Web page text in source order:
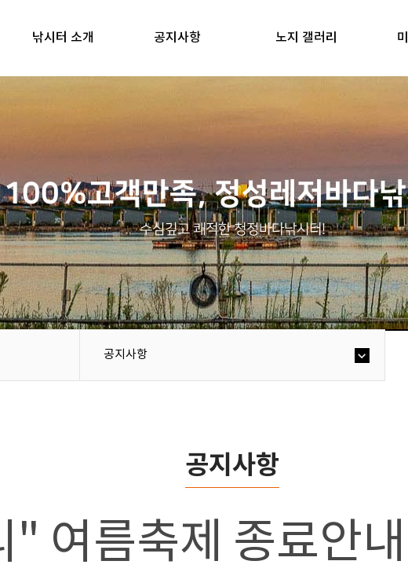
낚시터 소개 공지사항 노지 갤러리
100%고객만족, 정성레저바다
수심깊고 쾌적한 청정바다낚시터!
공지사항
공지사항
여름축제 종료안